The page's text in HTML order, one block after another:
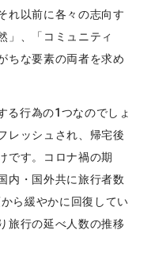
れ以前に各々の志向す
」、「コミュニティ
ちな要素の両者を求め
る行為の1つなのでしょ
レッシュされ、帰宅後
です。コロナ禍の期
内・国外共に旅行者数
ら緩やかに回復してい
旅行の延べ人数の推移